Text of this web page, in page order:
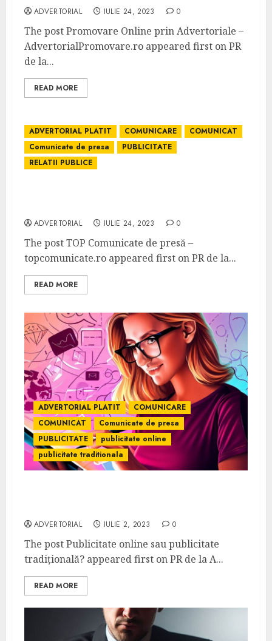
ADVERTORIAL IULIE 24, 2023 0
The post Promovare Online prin Advertoriale –
AdvertorialPromovare.ro appeared first on PR
de la...
READ MORE
ADVERTORIAL PLATIT COMUNICARE
COMUNICAT
Comunicate de presa
PUBLICITATE
RELATII PUBLICE
ADVERTORIAL IULIE 24, 2023 0
The post TOP Comunicate de presă –
topcomunicate.ro appeared first on PR de la...
READ MORE
ADVERTORIAL PLATIT
COMUNICARE
COMUNICAT
Comunicate de presa
PUBLICITATE
publicitate online
publicitate traditionala
ADVERTORIAL IULIE 2, 2023 0
The post Publicitate online sau publicitate
tradițională? appeared first on PR de la A...
READ MORE